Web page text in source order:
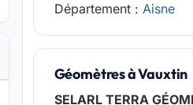
Département : Aisne
Géomètres à Vauxtin
SELARL TERRA